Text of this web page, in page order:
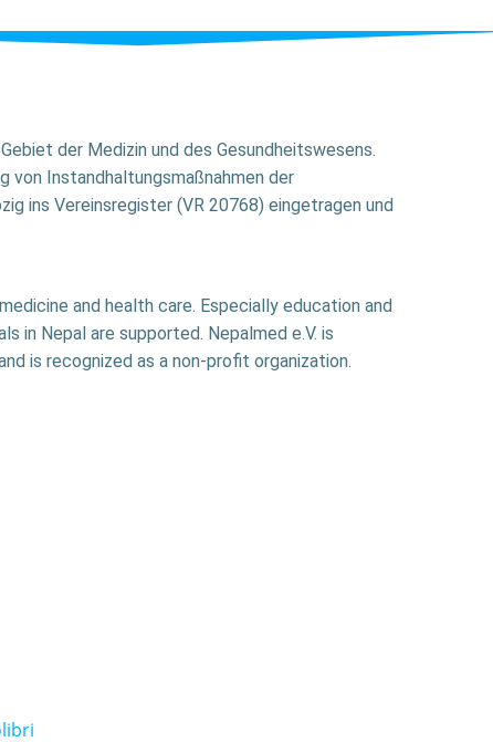
der Medizin und des Gesundheitswesens.
von Instandhaltungsmaßnahmen der
ins Vereinsregister (VR 20768) eingetragen und
and health care. Especially education and
in Nepal are supported. Nepalmed e.V. is
is recognized as a non-profit organization.